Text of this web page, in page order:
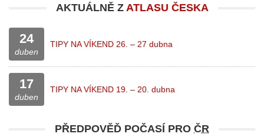
AKTUÁLNĚ Z ATLASU ČESKA
24
duben
TIPY NA VÍKEND 26. – 27 dubna
17
duben
TIPY NA VÍKEND 19. – 20. dubna
PŘEDPOVĚĎ POČASÍ PRO ČR